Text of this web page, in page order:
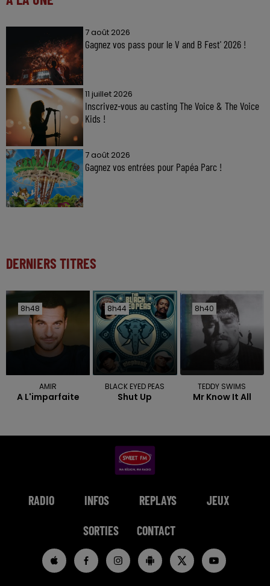
7 août 2026
Gagnez vos pass pour le V and B Fest' 2026 !
11 juillet 2026
Inscrivez-vous au casting The Voice & The Voice
Kids !
7 août 2026
Gagnez vos entrées pour Papéa Parc !
DERNIERS TITRES
8h48
8h48
AMIR
A L'imparfaite
8h44
8h44
BLACK EYED PEAS
Shut Up
8h40
8h40
TEDDY SWIMS
Mr Know It All
RADIO INFOS REPLAYS JEUX
SORTIES CONTACT